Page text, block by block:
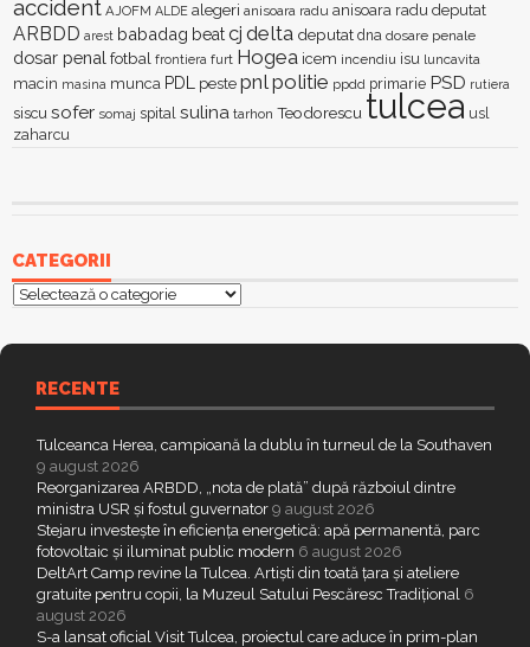
accident AJOFM ALDE alegeri anisoara radu anisoara radu deputat
ARBDD arest babadag beatcj delta deputat dna dosare penale
dosar penal fotbal frontiera furt Hogea icem incendiu isu luncavita
macin masina munca PDL peste pnlpolitie ppdd primarie PSD rutiera
siscu sofer somaj spital sulina tarhon Teodorescu tulcea usl
zaharcu
CATEGORII
Categorii
RECENTE
Tulceanca Herea, campioană la dublu în turneul de la Southaven
9 august 2026
Reorganizarea ARBDD, „nota de plată” după războiul dintre
ministra USR și fostul guvernator 9 august 2026
Stejaru investește în eficiența energetică: apă permanentă, parc
fotovoltaic și iluminat public modern 6 august 2026
DeltArt Camp revine la Tulcea. Artiști din toată țara și ateliere
gratuite pentru copii, la Muzeul Satului Pescăresc Tradițional 6
august 2026
S-a lansat oficial Visit Tulcea, proiectul care aduce în prim-plan